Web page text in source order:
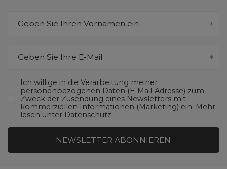
Geben Sie Ihren Vornamen ein
Geben Sie Ihre E-Mail
Ich willige in die Verarbeitung meiner
personenbezogenen Daten (E-Mail-Adresse) zum
Zweck der Zusendung eines Newsletters mit
kommerziellen Informationen (Marketing) ein. Mehr
lesen unter Datenschutz.
NEWSLETTER ABONNIEREN